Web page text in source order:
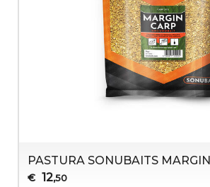
PASTURA SONUBAITS
€ 12,50